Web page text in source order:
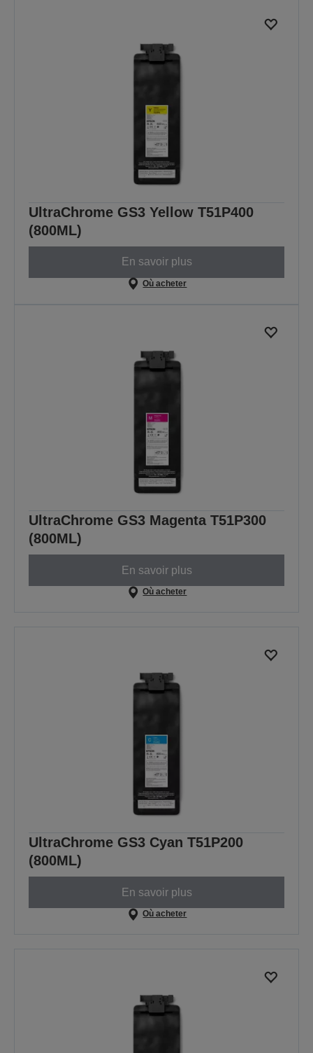
UltraChrome GS3 Yellow T51P400
(800ML)
En savoir plus
Où acheter
UltraChrome GS3 Magenta T51P300
(800ML)
En savoir plus
Où acheter
UltraChrome GS3 Cyan T51P200
(800ML)
En savoir plus
Où acheter